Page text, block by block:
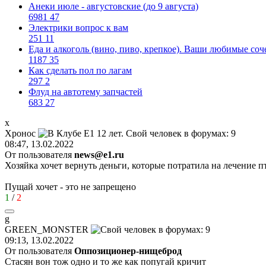
Анеки июле - августовские (до 9 августа)
6981 47
Электрики вопрос к вам
251 11
Еда и алкоголь (вино, пиво, крепкое). Ваши любимые
1187 35
Как сделать пол по лагам
297 2
Флуд на автотему запчастей
683 27
х
Хронос
08:47, 13.02.2022
От пользователя news@e1.ru
Хозяйка хочет вернуть деньги, которые потратила на лечение
Пущай хочет - это не запрещено
1 / 2
g
GREEN_MONSTER
09:13, 13.02.2022
От пользователя Оппозиционер-нищеброд
Стасян вон тож одно и то же как попугай кричит